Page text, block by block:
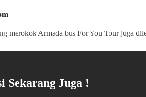
merokok Armada bus For You Tour juga
Sekarang Juga !